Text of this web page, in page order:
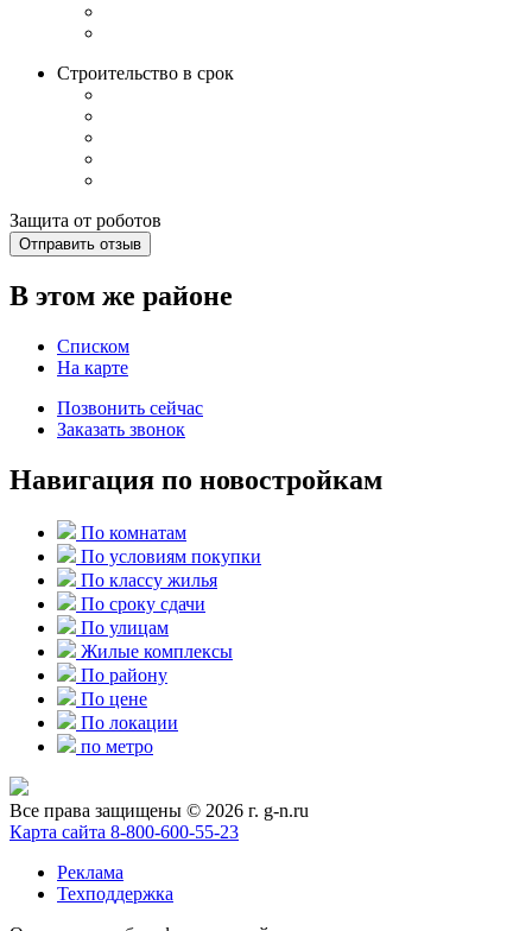
Строительство в срок
Защита от роботов
Отправить отзыв
В этом же районе
Списком
На карте
Позвонить сейчас
Заказать звонок
Навигация по новостройкам
По комнатам
По условиям покупки
По классу жилья
По сроку сдачи
По улицам
Жилые комплексы
По району
По цене
По локации
по метро
Все права защищены © 2026 г. g-n.ru
Карта сайта 8-800-600-55-23
Реклама
Техподдержка